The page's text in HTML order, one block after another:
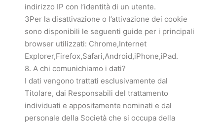
indirizzo IP con l’identità di un utente.
3Per la disattivazione o l’attivazione dei cookie
sono disponibili le seguenti guide per i principali
browser utilizzati: Chrome,Internet
Explorer,Firefox,Safari,Android,iPhone,iPad.
8. A chi comunichiamo i dati?
I dati vengono trattati esclusivamente dal
Titolare, dai Responsabili del trattamento
individuati e appositamente nominati e dal
personale della Società che si occupa della